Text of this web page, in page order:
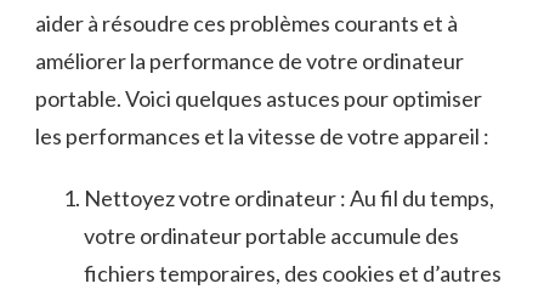
aider à résoudre ces problèmes courants et à
améliorer la performance⁢ de votre ordinateur
portable. Voici quelques astuces pour optimiser
les performances et la vitesse de votre​ appareil :
Nettoyez votre ordinateur : Au fil du temps,⁣
votre ordinateur portable accumule des⁢
fichiers temporaires, des cookies et d’autres